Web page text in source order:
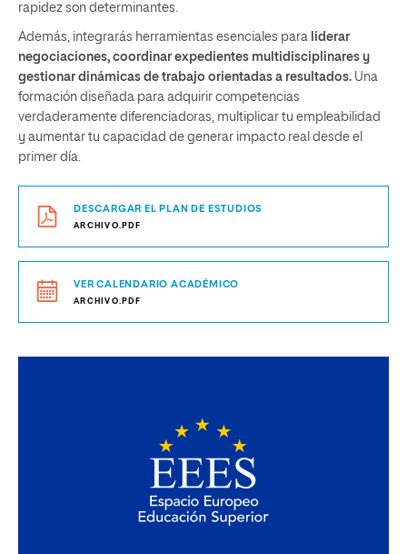
rapidez son determinantes.
Además, integrarás herramientas esenciales para liderar
negociaciones, coordinar expedientes multidisciplinares y
gestionar dinámicas de trabajo orientadas a resultados. Una
formación diseñada para adquirir competencias
verdaderamente diferenciadoras, multiplicar tu empleabilidad
y aumentar tu capacidad de generar impacto real desde el
primer día.
DESCARGAR EL PLAN DE ESTUDIOS
ARCHIVO.PDF
VER CALENDARIO ACADÉMICO
ARCHIVO.PDF